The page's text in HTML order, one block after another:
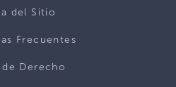
del Sitio
Frecuentes
de Derecho